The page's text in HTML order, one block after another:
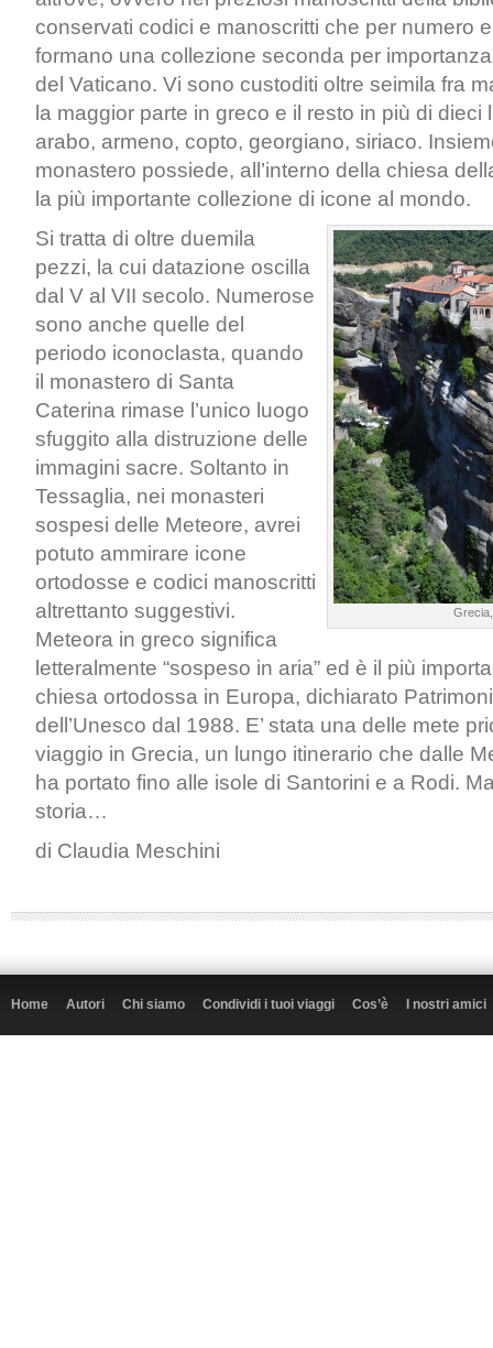
conservati codici e manoscritti che per numero
formano una collezione seconda per
del Vaticano. Vi sono custoditi oltre seimila fra
la maggior parte in greco e il resto in più di dieci
arabo, armeno, copto, georgiano, siriaco.
monastero possiede, all’interno della chiesa
la più importante collezione di icone al mondo.
Si tratta di oltre duemila
pezzi, la cui datazione oscilla
dal V al VII secolo. Numerose
sono anche quelle del
periodo iconoclasta, quando
il monastero di Santa
Caterina rimase l’unico luogo
sfuggito alla distruzione delle
immagini sacre. Soltanto in
Tessaglia, nei monasteri
sospesi delle Meteore, avrei
potuto ammirare icone
ortodosse e codici manoscritti
altrettanto suggestivi.
Meteora in greco significa
letteralmente “sospeso in aria” ed è il più
chiesa ortodossa in Europa, dichiarato
dell’Unesco dal 1988. E’ stata una delle mete
viaggio in Grecia, un lungo itinerario che dalle
ha portato fino alle isole di Santorini e a Rodi.
storia…
di Claudia Meschini
Home Autori Chi siamo Condividi i tuoi viaggi Cos’è I nostri amici